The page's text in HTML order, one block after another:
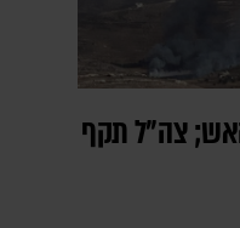
צה"ל תקף